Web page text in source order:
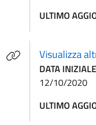
ULTIMO
Visualizza
DATA
12/10/2020
ULTIMO